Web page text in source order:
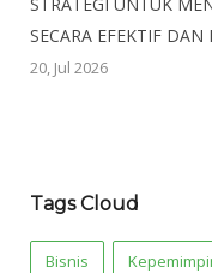
SECARA EFEKTIF DAN
20, Jul 2026
Tags Cloud
Bisnis